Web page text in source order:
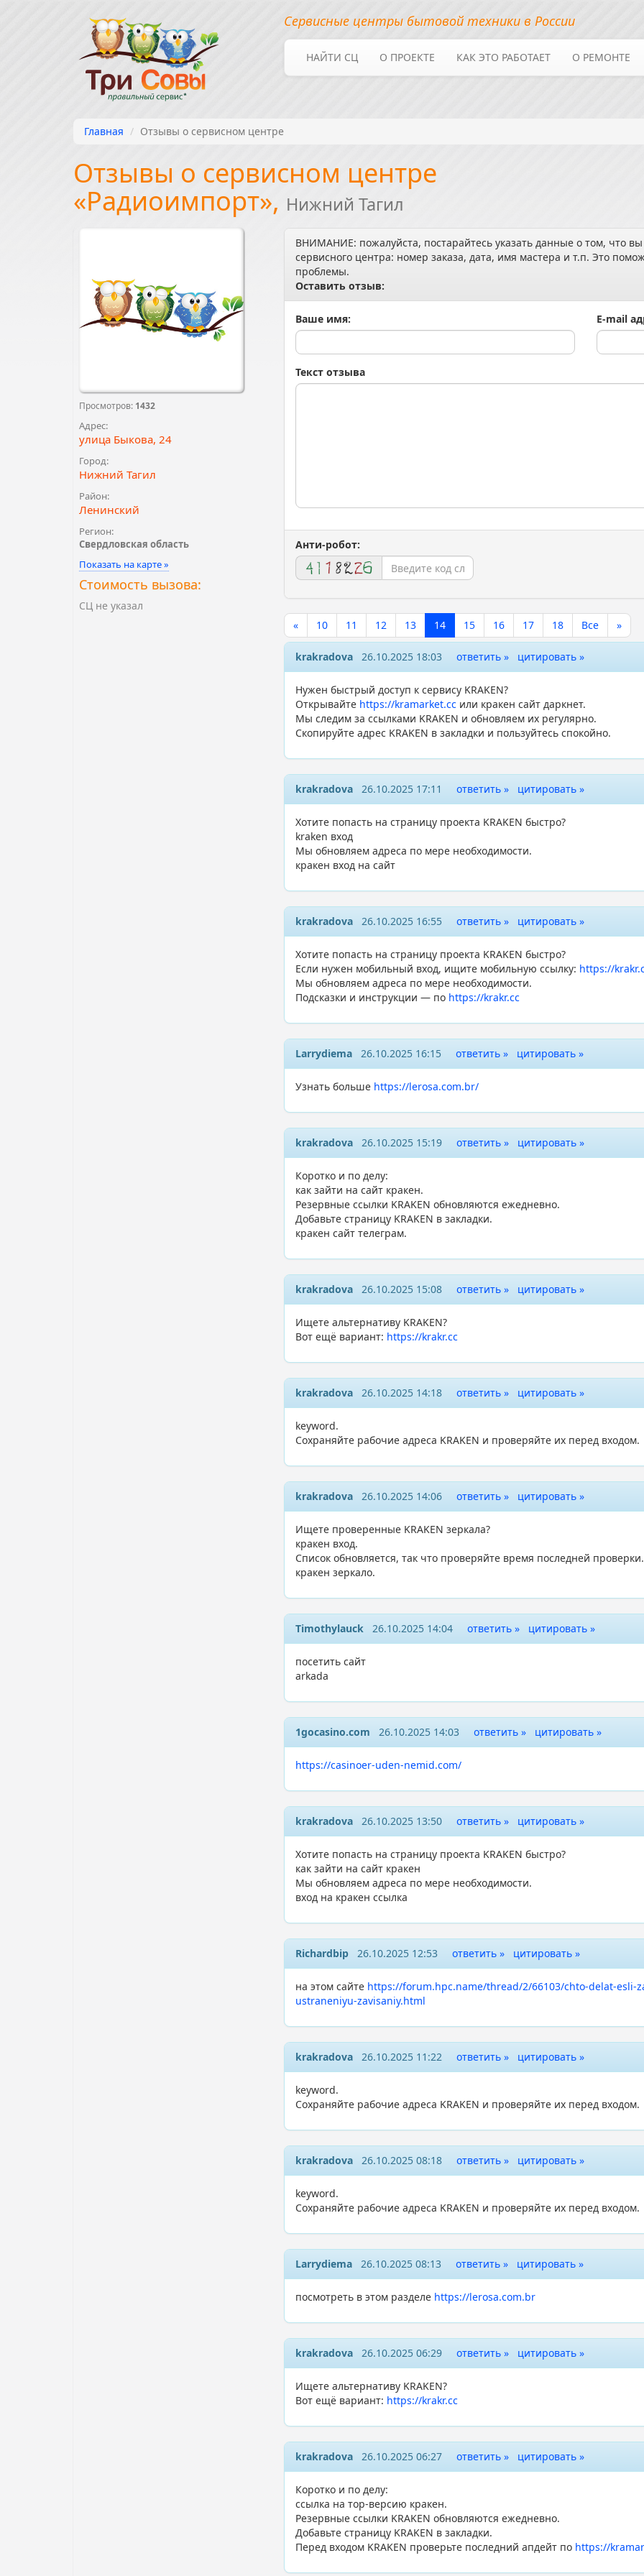
Сервисные центры бытовой техники в России
НАЙТИ СЦ О ПРОЕКТЕ КАК ЭТО РАБОТАЕТ О РЕМОНТЕ
Главная Отзывы о сервисном центре
Отзывы о сервисном центре
«Радиоимпорт», Нижний Тагил
Просмотров: 1432
Адрес:
улица Быкова, 24
Город:
Нижний Тагил
Район:
Ленинский
Регион:
Свердловская область
Показать на карте »
Стоимость вызова:
СЦ не указал
ВНИМАНИЕ: пожалуйста, постарайтесь указать данные о том, что вы
сервисного центра: номер заказа, дата, имя мастера и т.п. Это
проблемы.
Оставить отзыв:
Ваше имя: E-mail
Текст отзыва
Анти-робот:
« 10 11 12 13 14 15 16 17 18 Все »
krakradova 26.10.2025 18:03 ответить » цитировать »
Нужен быстрый доступ к сервису KRAKEN?
Открывайте https://kramarket.cc или кракен сайт даркнет.
Мы следим за ссылками KRAKEN и обновляем их регулярно.
Скопируйте адрес KRAKEN в закладки и пользуйтесь спокойно.
krakradova 26.10.2025 17:11 ответить » цитировать »
Хотите попасть на страницу проекта KRAKEN быстро?
kraken вход
Мы обновляем адреса по мере необходимости.
кракен вход на сайт
krakradova 26.10.2025 16:55 ответить » цитировать »
Хотите попасть на страницу проекта KRAKEN быстро?
Если нужен мобильный вход, ищите мобильную ссылку: https://
Мы обновляем адреса по мере необходимости.
Подсказки и инструкции — по https://krakr.cc
Larrydiema 26.10.2025 16:15 ответить » цитировать »
Узнать больше https://lerosa.com.br/
krakradova 26.10.2025 15:19 ответить » цитировать »
Коротко и по делу:
как зайти на сайт кракен.
Резервные ссылки KRAKEN обновляются ежедневно.
Добавьте страницу KRAKEN в закладки.
кракен сайт телеграм.
krakradova 26.10.2025 15:08 ответить » цитировать »
Ищете альтернативу KRAKEN?
Вот ещё вариант: https://krakr.cc
krakradova 26.10.2025 14:18 ответить » цитировать »
keyword.
Сохраняйте рабочие адреса KRAKEN и проверяйте их перед входом.
krakradova 26.10.2025 14:06 ответить » цитировать »
Ищете проверенные KRAKEN зеркала?
кракен вход.
Список обновляется, так что проверяйте время последней проверки.
кракен зеркало.
Timothylauck 26.10.2025 14:04 ответить » цитировать »
посетить сайт
arkada
1gocasino.com 26.10.2025 14:03 ответить » цитировать »
https://casinoer-uden-nemid.com/
krakradova 26.10.2025 13:50 ответить » цитировать »
Хотите попасть на страницу проекта KRAKEN быстро?
как зайти на сайт кракен
Мы обновляем адреса по мере необходимости.
вход на кракен ссылка
Richardbip 26.10.2025 12:53 ответить » цитировать »
на этом сайте https://forum.hpc.name/thread/2/66103/chto-delat-esli-
ustraneniyu-zavisaniy.html
krakradova 26.10.2025 11:22 ответить » цитировать »
keyword.
Сохраняйте рабочие адреса KRAKEN и проверяйте их перед входом.
krakradova 26.10.2025 08:18 ответить » цитировать »
keyword.
Сохраняйте рабочие адреса KRAKEN и проверяйте их перед входом.
Larrydiema 26.10.2025 08:13 ответить » цитировать »
посмотреть в этом разделе https://lerosa.com.br
krakradova 26.10.2025 06:29 ответить » цитировать »
Ищете альтернативу KRAKEN?
Вот ещё вариант: https://krakr.cc
krakradova 26.10.2025 06:27 ответить » цитировать »
Коротко и по делу:
ссылка на тор-версию кракен.
Резервные ссылки KRAKEN обновляются ежедневно.
Добавьте страницу KRAKEN в закладки.
Перед входом KRAKEN проверьте последний апдейт по https://